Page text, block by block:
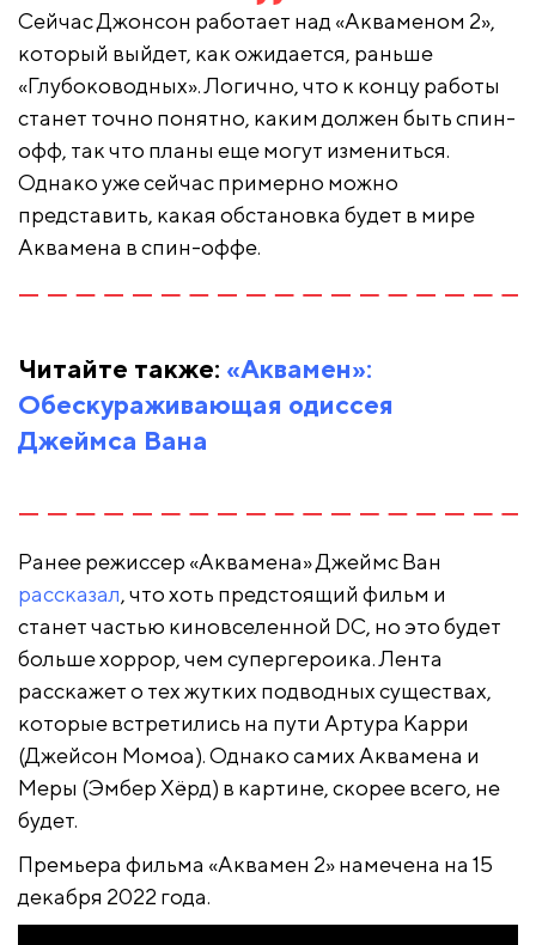
Сейчас Джонсон работает над «Акваменом 2»,
который выйдет, как ожидается, раньше
«Глубоководных». Логично, что к концу работы
станет точно понятно, каким должен быть спин-
офф, так что планы еще могут измениться.
Однако уже сейчас примерно можно
представить, какая обстановка будет в мире
Аквамена в спин-оффе.
Читайте также: «Аквамен»:
Обескураживающая одиссея
Джеймса Вана
Ранее режиссер «Аквамена» Джеймс Ван
рассказал, что хоть предстоящий фильм и
станет частью киновселенной DC, но это будет
больше хоррор, чем супергероика. Лента
расскажет о тех жутких подводных существах,
которые встретились на пути Артура Карри
(Джейсон Момоа). Однако самих Аквамена и
Меры (Эмбер Хёрд) в картине, скорее всего, не
будет.
Премьера фильма «Аквамен 2» намечена на 15
декабря 2022 года.